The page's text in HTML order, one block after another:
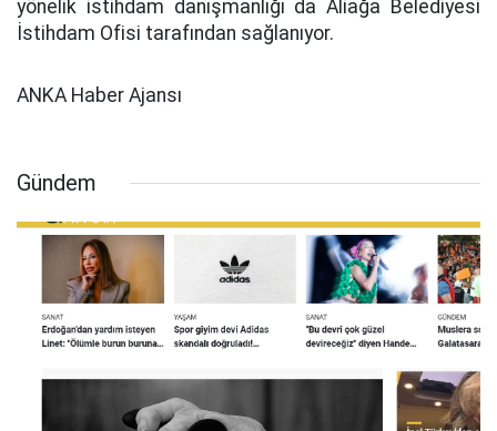
yönelik istihdam danışmanlığı da Aliağa Belediyesi
İstihdam Ofisi tarafından sağlanıyor.
ANKA Haber Ajansı
Gündem